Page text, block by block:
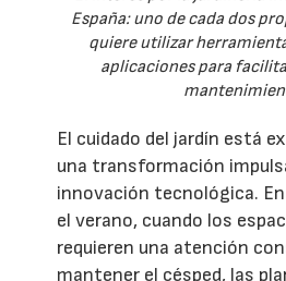
España: uno de cada dos
quiere utilizar
aplicaciones para
El cuidado del jardín está
una transformación
innovación tecnológica.
el verano, cuando los
requieren una atención
mantener el césped, las